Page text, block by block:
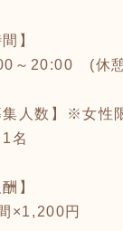
間】
～20:00 (休
集人数】※女性
名
酬】
×1,200円